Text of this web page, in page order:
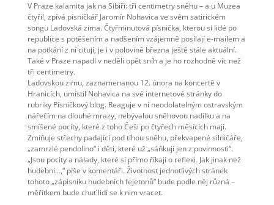
V Praze kalamita jak na Sibiři: tři centimetry sněhu – a u Muzea
čtyři!, zpívá písničkář Jaromír Nohavica ve svém satirickém
songu Ladovská zima. Čtyřminutová písnička, kterou si lidé po
republice s potěšením a nadšením vzájemně posílají e-mailem a
na potkání z ní citují, je i v polovině března ještě stále aktuální.
Také v Praze napadl v neděli opět sníh a je ho rozhodně víc než
tři centimetry.
Ladovskou zimu, zaznamenanou 12. února na koncertě v
Hranicích, umístil Nohavica na své internetové stránky do
rubriky Písničkový blog. Reaguje v ní neodolatelným ostravským
nářečím na dlouhé mrazy, nebývalou sněhovou nadílku a na
smíšené pocity, které z toho Češi po čtyřech měsících mají.
Zmiňuje střechy padající pod tíhou sněhu, překvapené silničáře,
„zamrzlé pendolino“ i děti, které už „sáňkují jen z povinnosti“.
„Jsou pocity a nálady, které si přímo říkají o reflexi. Jak jinak než
hudební…,“ píše v komentáři. Životnost jednotlivých stránek
tohoto „zápisníku hudebních fejetonů“ bude podle něj různá –
měřítkem bude chuť lidí se k nim vracet.